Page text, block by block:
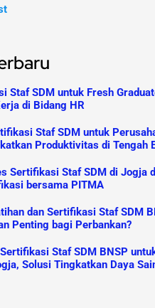
Staf SDM untuk Fresh
di Bidang HR
Staf SDM untuk
Produktivitas di Tengah
Sertifikasi Staf SDM di Jogja
bersama PITMA
dan Sertifikasi Staf SDM
Penting bagi Perbankan?
Staf SDM BNSP
Solusi Tingkatkan Daya